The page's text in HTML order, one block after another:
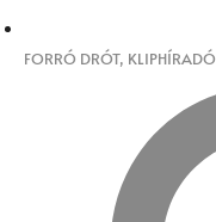
FORRÓ DRÓT, KLIPHÍRADÓ